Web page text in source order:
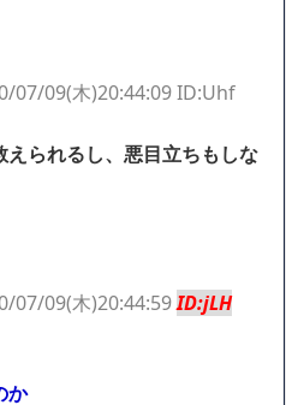
07/09(木)20:44:09 ID:Uhf
られるし、悪目立ちもしな
07/09(木)20:44:59ID:jLH
か